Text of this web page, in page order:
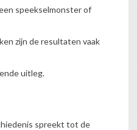
speekselmonster of
zijn de resultaten vaak
uitleg.
spreekt tot de